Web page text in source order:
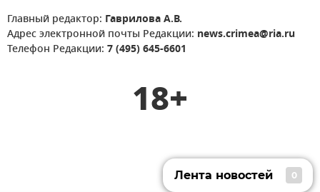
Главный редактор: Гаврилова А.В.
Адрес электронной почты Редакции: news.crimea@ria.ru
Телефон Редакции: 7 (495) 645-6601
18+
Лента новостей 0